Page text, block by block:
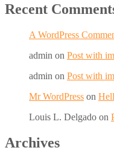
Recent
A WordPress
admin on Post with
admin on Post with
Mr WordPress on
Louis L. Delgado on
Archives